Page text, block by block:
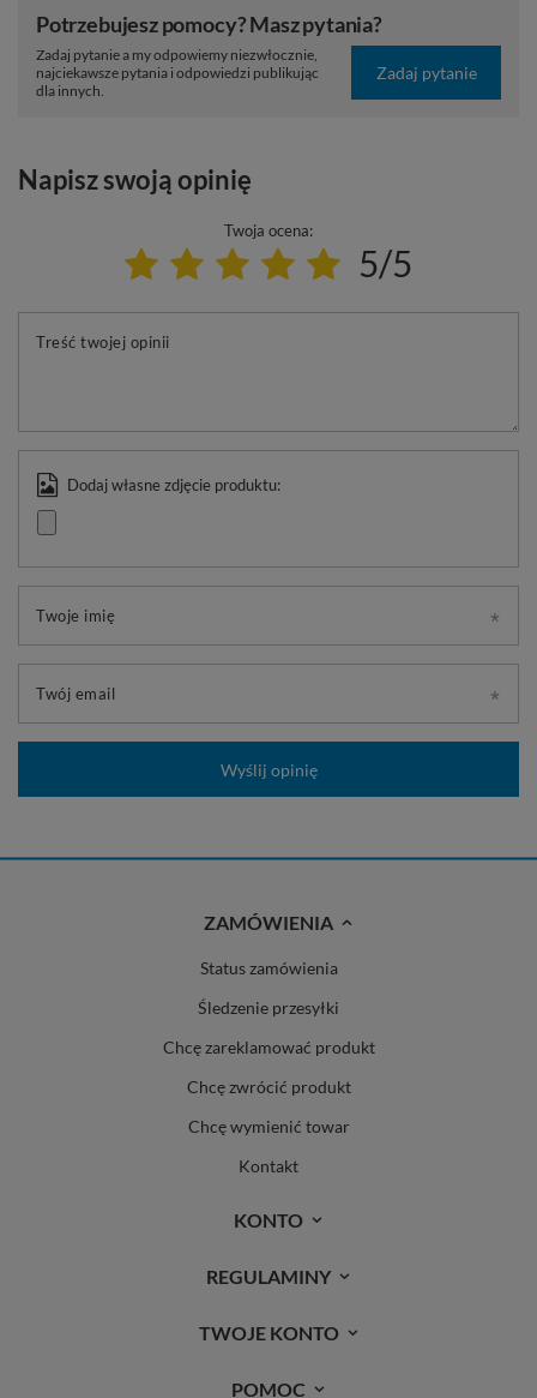
Potrzebujesz pomocy? Masz pytania?
Zadaj pytanie a my odpowiemy niezwłocznie,
najciekawsze pytania i odpowiedzi publikując
dla innych.
Zadaj pytanie
Napisz swoją opinię
Twoja ocena:
5/5
Treść twojej opinii
Dodaj własne zdjęcie produktu:
Twoje imię
Twój email
Wyślij opinię
ZAMÓWIENIA
Status zamówienia
Śledzenie przesyłki
Chcę zareklamować produkt
Chcę zwrócić produkt
Chcę wymienić towar
Kontakt
KONTO
REGULAMINY
TWOJE KONTO
POMOC